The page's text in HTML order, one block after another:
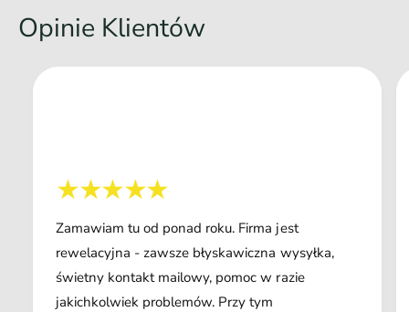
Opinie Klientów
Zamawiam tu od ponad roku. Firma jest
rewelacyjna - zawsze błyskawiczna wysyłka,
świetny kontakt mailowy, pomoc w razie
jakichkolwiek problemów. Przy tym